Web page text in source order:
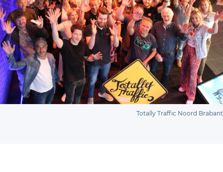
Totally Traffic Noord Brabant